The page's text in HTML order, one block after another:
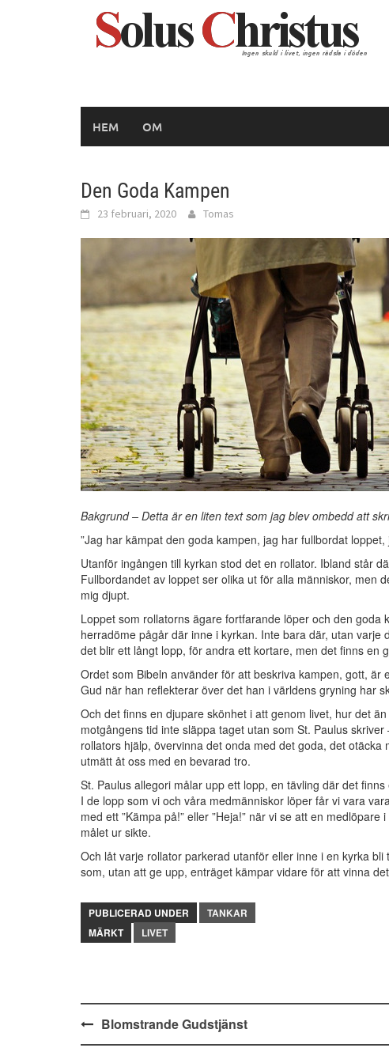
HEM OM
Den Goda Kampen
23 februari, 2020 Tomas
Bakgrund – Detta är en liten text som jag blev ombedd att
”Jag har kämpat den goda kampen, jag har fullbordat
Utanför ingången till kyrkan stod det en rollator. Ibland står
Fullbordandet av loppet ser olika ut för alla människor, men
mig djupt.
Loppet som rollatorns ägare fortfarande löper och den
herradöme pågår där inne i kyrkan. Inte bara där, utan
det blir ett långt lopp, för andra ett kortare, men det finns en
Ordet som Bibeln använder för att beskriva kampen, gott,
Gud när han reflekterar över det han i världens gryning har
Och det finns en djupare skönhet i att genom livet, hur det
motgångens tid inte släppa taget utan som St. Paulus
rollators hjälp, övervinna det onda med det goda, det
utmätt åt oss med en bevarad tro.
St. Paulus allegori målar upp ett lopp, en tävling där det
I de lopp som vi och våra medmänniskor löper får vi vara
med ett ”Kämpa på!” eller ”Heja!” när vi se att en
målet ur sikte.
Och låt varje rollator parkerad utanför eller inne i en kyrka
som, utan att ge upp, enträget kämpar vidare för att vinna
PUBLICERAD UNDER
TANKAR
MÄRKT
LIVET
Inläggsnavigering
Blomstrande Gudstjänst